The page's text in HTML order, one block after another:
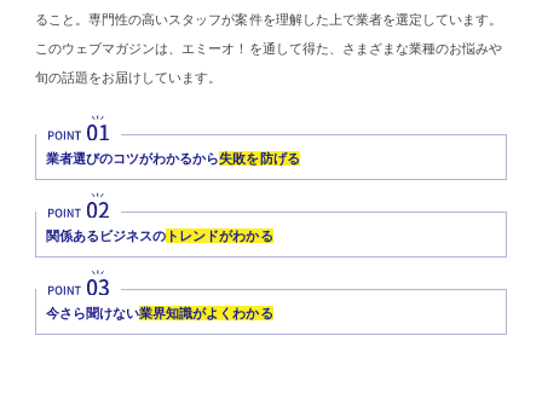
ること。専門性の高いスタッフが案件を理解した上で業者を選定しています。
このウェブマガジンは、エミーオ！を通して得た、さまざまな業種のお悩みや
旬の話題をお届けしています。
業者選びのコツがわかるから失敗を防げる
関係あるビジネスの トレンドがわかる
今さら聞けない業界知識がよくわかる